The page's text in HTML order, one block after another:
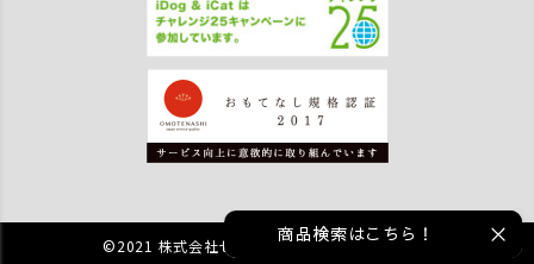
©2021 株式会社ゼフィール All rights reserved.
商品検索はこちら！